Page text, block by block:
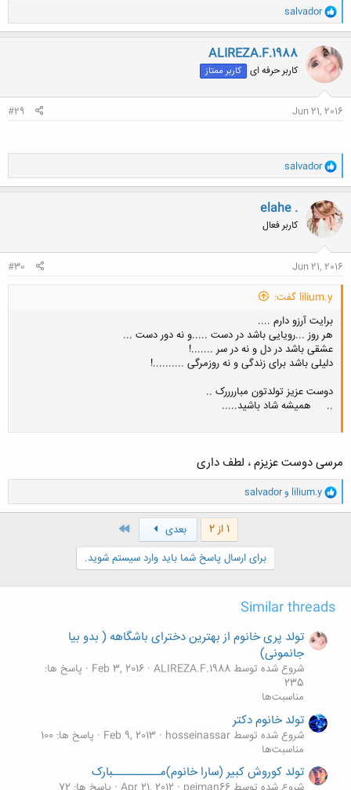
و
ا
ک
ن
ش
ه
ا
salvador
ALIREZA.F.1988
کاربر حرفه ای کاربر ممتاز
Jun 21, 2016
#29
و
ا
ک
ن
ش
ه
salvador
elahe .
کاربر فعال
Jun 21, 2016
#30
lilium.y گفت:
برایت آرزو دارم ....
هر روز ...رویایی باشد در دست .....و نه دور دست ...
عشقی باشد در دل و نه در سر .......!
دلیلی باشد برای زندگی و نه روزمرگی ..........!
دوست عزیز تولدتون مباررررک ..
..
همیشه شاد باشید.....
مرسی دوست عزیزم ، لطف داری
و
ا
ک
lilium.y وsalvador
1 از 2 بعدی
برای ارسال پاسخ شما باید وارد سیستم شوید.
Similar threads
تولد پری خانوم از بهترین دخترای باشگاهه ( بدو بیا
جانمونی)
شروع شده توسط ALIREZA.F.1988 Feb 3, 2016
پاسخ ها:
235
مناسبت‌ها
تولد خانوم دکتر
شروع شده توسط hosseinassar Feb 9, 2013
پاسخ ها: 100
مناسبت‌ها
تولد کوروش کبیر (سارا خانوم)مــــــــــبارک